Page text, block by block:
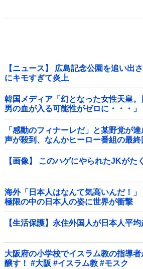
【ニュース】 広島記念公園を追い出
にキモすぎて炎上
韓国メディア「幻となった女性天皇
男の血が入る可能性がゼロに・・・」
「感動のフィナーレだ」と某野党が
声が殺到、なんかヒーロー番組の最
気分に……他
【画像】 このハゲにやられたJKがた
海外「日本人はなんて気高いんだ！
極限の中の日本人の姿に世界が衝撃
【生活保護】永住外国人が日本人平均
大阪府の小学校でイスラム教の指導
醸す！ #大阪 #イスラム教 #モスク